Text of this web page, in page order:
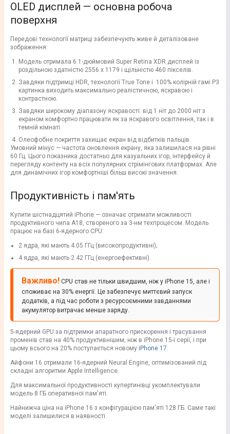
OLED дисплей — основна робоча
поверхня
Передові технології матриці забезпечують живе й деталізоване
зображення:
Модель отримала 6.1-дюймовий Super Retina XDR дисплей із
роздільною здатністю 2556 x 1179 і щільністю 460 пікселів.
Завдяки підтримці HDR, технології True Tone і 100% колірній гамі P3
картинка виходить максимально реалістичною, яскравою і
контрастною.
Завдяки широкому діапазону яскравості: від 1 ніт до 2000 ніт з
екраном комфортно працювати як за яскравого освітлення, так і в
темній кімнаті.
Олеофобне покриття захищає екран від відбитків пальців.
Умовний мінус — частота оновлення екрану, яка залишилася на рівні
60 Гц. Цього показника достатньо для казуальних ігор, інтерфейсу й
перегляду контенту на всіх популярних стрімінгових платформах. Але
для динамічних ігор комфортніші більш високі значення.
Продуктивність і пам'ять
Купити шістнадцятий iPhone — означає отримати можливості
продуктивного чипа A18, створеного за 3-нм техпроцесом. Модель
працює на базі 6-ядерного CPU:
2 ядра, які мають 4.05 ГГц (високопродуктивні);
4 ядра, які мають 2.42 ГГц (енергоефективні).
Важливо! CPU став не тільки швидшим, ніж у iPhone 15, але і
споживає на 30% енергії. Це забезпечує миттєвий запуск
додатків, а під час роботи з ресурсоємними завданнями
акумулятор витрачає менше заряду.
5-ядерний GPU за підтримки апаратного прискорення і трасування
променів став на 40% продуктивнішим, ніж в iPhone 15-ї серії, і при
цьому всього на 20% поступається новому iPhone 17.
Айфони 16 отримали 16-ядерний Neural Engine, оптимізований під
складні алгоритми Apple Intelligence.
Для максимальної продуктивності купертинівці укомплектували
модель 8 ГБ оперативної пам'яті.
Найнижча ціна на iPhone 16 з конфігурацією пам'яті 128 ГБ. Саме такі
моделі залишилися в наявності.